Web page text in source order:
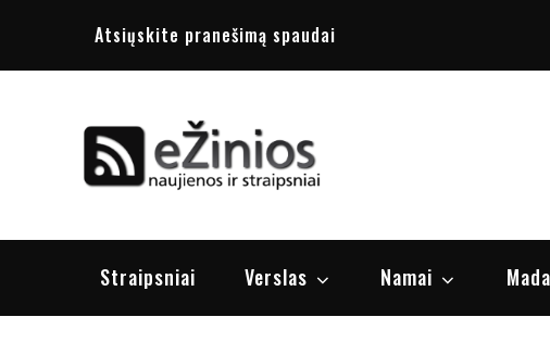
Atsiųskite pranešimą spaudai
Straipsniai Verslas Namai Mada